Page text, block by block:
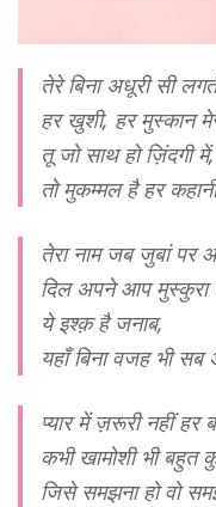
तेरे बिना अधूरी सी
हर खुशी, हर मुस्कान
तू जो साथ हो ज़िंदगी में,
तो मुकम्मल है हर
तेरा नाम जब जुबां पर
दिल अपने आप मुस्कुरा
ये इश्क़ है जनाब,
यहाँ बिना वजह भी
प्यार में ज़रूरी नहीं हर
कभी खामोशी भी
जिसे समझना हो वो